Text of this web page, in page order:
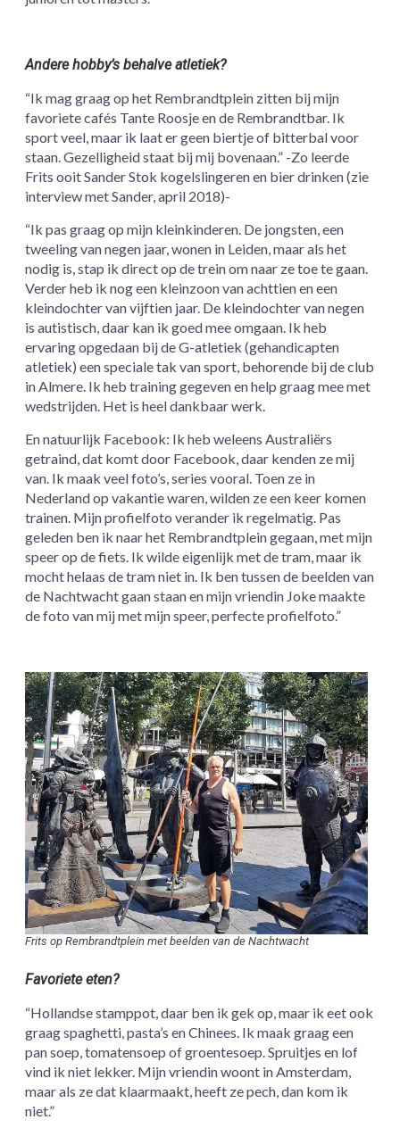
Andere hobby’s behalve atletiek?
“Ik mag graag op het Rembrandtplein zitten bij mijn
favoriete cafés Tante Roosje en de Rembrandtbar. Ik
sport veel, maar ik laat er geen biertje of bitterbal voor
staan. Gezelligheid staat bij mij bovenaan.” -Zo leerde
Frits ooit Sander Stok kogelslingeren en bier drinken (zie
interview met Sander, april 2018)-
“Ik pas graag op mijn kleinkinderen. De jongsten, een
tweeling van negen jaar, wonen in Leiden, maar als het
nodig is, stap ik direct op de trein om naar ze toe te gaan.
Verder heb ik nog een kleinzoon van achttien en een
kleindochter van vijftien jaar. De kleindochter van negen
is autistisch, daar kan ik goed mee omgaan. Ik heb
ervaring opgedaan bij de G-atletiek (gehandicapten
atletiek) een speciale tak van sport, behorende bij de club
in Almere. Ik heb training gegeven en help graag mee met
wedstrijden. Het is heel dankbaar werk.
En natuurlijk Facebook: Ik heb weleens Australiërs
getraind, dat komt door Facebook, daar kenden ze mij
van. Ik maak veel foto’s, series vooral. Toen ze in
Nederland op vakantie waren, wilden ze een keer komen
trainen. Mijn profielfoto verander ik regelmatig. Pas
geleden ben ik naar het Rembrandtplein gegaan, met mijn
speer op de fiets. Ik wilde eigenlijk met de tram, maar ik
mocht helaas de tram niet in. Ik ben tussen de beelden van
de Nachtwacht gaan staan en mijn vriendin Joke maakte
de foto van mij met mijn speer, perfecte profielfoto.”
Frits op Rembrandtplein met beelden van de Nachtwacht
Favoriete eten?
“Hollandse stamppot, daar ben ik gek op, maar ik eet ook
graag spaghetti, pasta’s en Chinees. Ik maak graag een
pan soep, tomatensoep of groentesoep. Spruitjes en lof
vind ik niet lekker. Mijn vriendin woont in Amsterdam,
maar als ze dat klaarmaakt, heeft ze pech, dan kom ik
niet.”